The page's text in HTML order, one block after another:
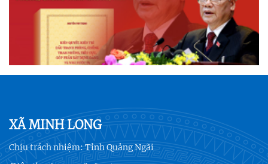
XÃ MINH LONG
Chịu trách nhiệm:Tỉnh Quảng Ngãi